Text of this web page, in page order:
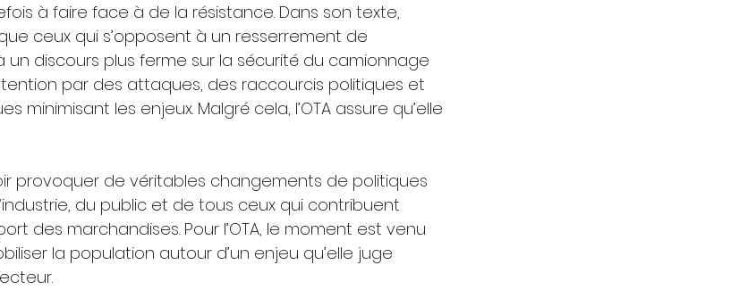
à faire face à de la résistance. Dans son texte,
ceux qui s’opposent à un resserrement de
un discours plus ferme sur la sécurité du camionnage
par des attaques, des raccourcis politiques et
minimisant les enjeux. Malgré cela, l’OTA assure qu’elle
provoquer de véritables changements de politiques
du public et de tous ceux qui contribuent
des marchandises. Pour l’OTA, le moment est venu
la population autour d’un enjeu qu’elle juge